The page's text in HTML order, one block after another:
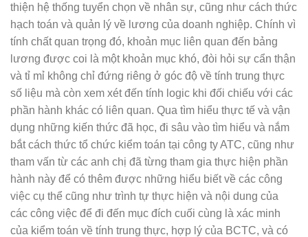
thiện hệ thống tuyển chọn về nhân sự, cũng như cách thức
hạch toán và quản lý về lương của doanh nghiệp. Chính vì
tính chất quan trọng đó, khoản mục liên quan đến bảng
lương được coi là một khoản mục khó, đòi hỏi sự cẩn thận
và tỉ mỉ không chỉ đứng riêng ở góc độ về tính trung thực
số liệu mà còn xem xét đến tính logic khi đối chiếu với các
phần hành khác có liên quan. Qua tìm hiểu thực tế và vận
dụng những kiến thức đã học, đi sâu vào tìm hiểu và nắm
bắt cách thức tổ chức kiểm toán tại công ty ATC, cũng như
tham vấn từ các anh chị đã từng tham gia thực hiện phần
hành này để có thêm được những hiểu biết về các công
việc cụ thể cũng như trình tự thực hiện và nội dung của
các công việc để đi đến mục đích cuối cùng là xác minh
của kiểm toán về tính trung thực, hợp lý của BCTC, và có